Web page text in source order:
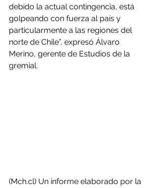
debido la actual contingencia, está
golpeando con fuerza al país y
particularmente a las regiones del
norte de Chile”, expresó Álvaro
Merino, gerente de Estudios de la
gremial.
(Mch.cl) Un informe elaborado por la